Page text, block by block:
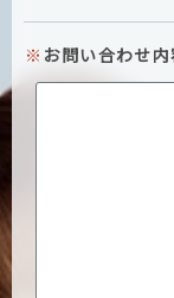
お問い合わせ